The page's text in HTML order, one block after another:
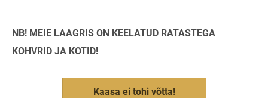
NB! MEIE LAAGRIS ON KEELATUD RATASTEGA
KOHVRID JA KOTID!
Kaasa ei tohi võtta!